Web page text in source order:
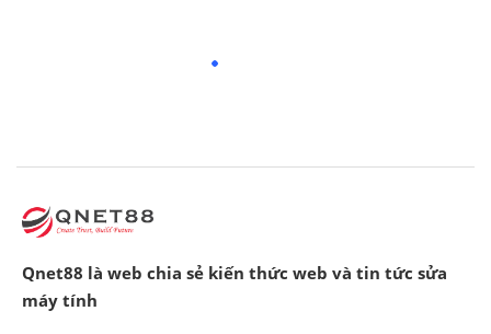
Qnet88 là web chia sẻ kiến thức web và tin tức sửa
máy tính